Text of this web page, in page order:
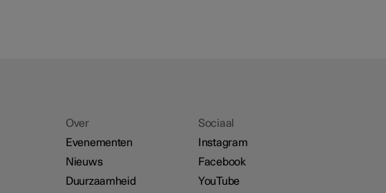
Over
Evenementen
Nieuws
Duurzaamheid
Sociaal
Instagram
Facebook
YouTube